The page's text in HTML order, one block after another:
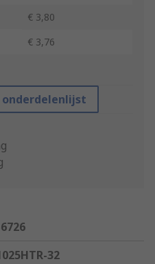
€ 3,80
€ 3,76
onderdelenlijst
32